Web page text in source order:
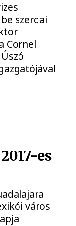
szerdai
Cornel
es
város